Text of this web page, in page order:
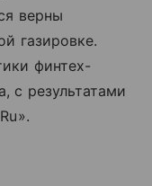
верны
газировке.
финтех-
с результатами